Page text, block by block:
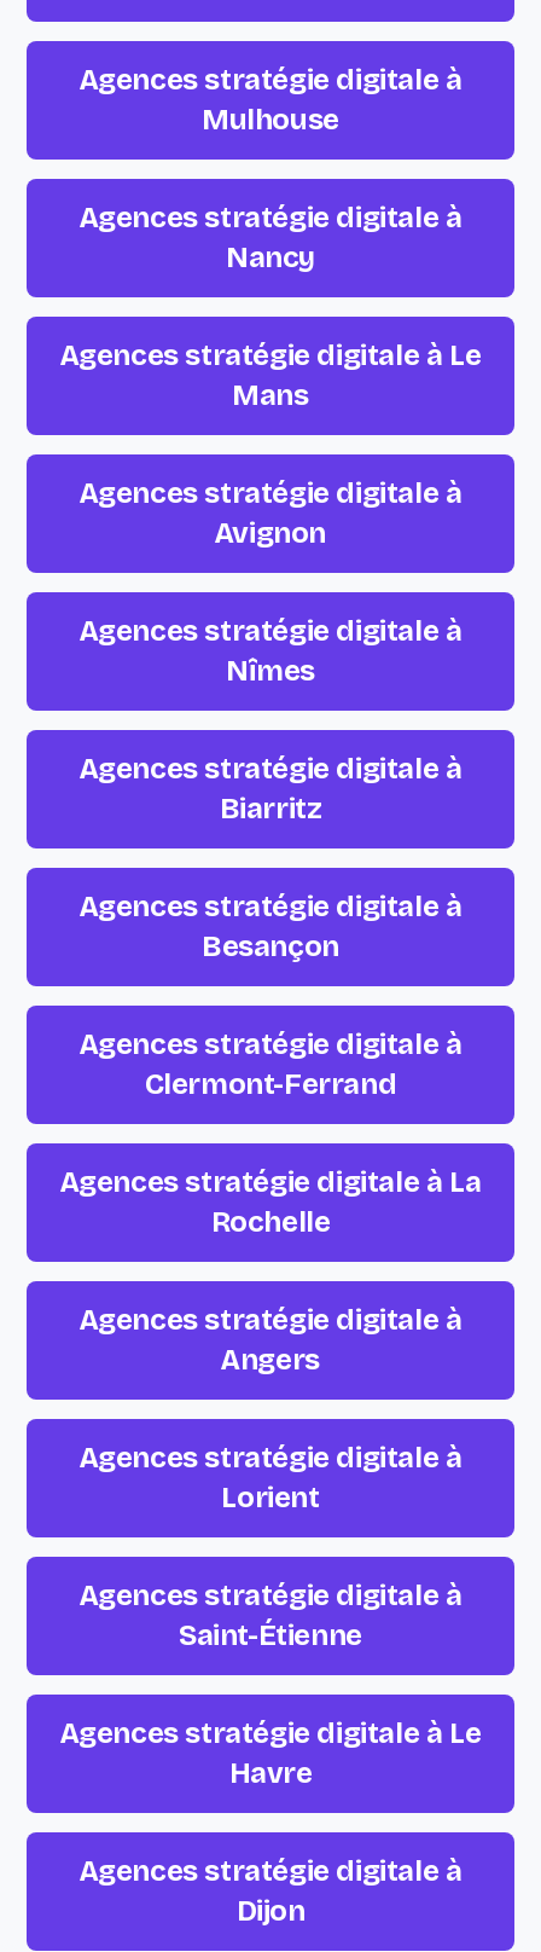
Agences stratégie digitale à
Mulhouse
Agences stratégie digitale à
Nancy
Agences stratégie digitale à Le
Mans
Agences stratégie digitale à
Avignon
Agences stratégie digitale à
Nîmes
Agences stratégie digitale à
Biarritz
Agences stratégie digitale à
Besançon
Agences stratégie digitale à
Clermont-Ferrand
Agences stratégie digitale à La
Rochelle
Agences stratégie digitale à
Angers
Agences stratégie digitale à
Lorient
Agences stratégie digitale à
Saint-Étienne
Agences stratégie digitale à Le
Havre
Agences stratégie digitale à
Dijon